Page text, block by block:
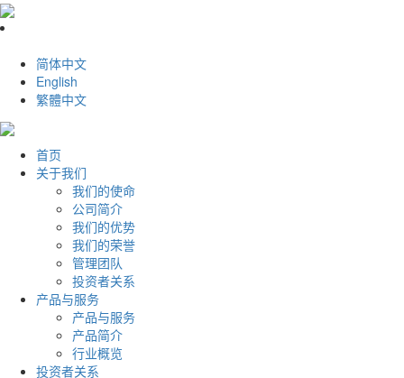
简体中文
English
繁體中文
首页
关于我们
我们的使命
公司简介
我们的优势
我们的荣誉
管理团队
投资者关系
产品与服务
产品与服务
产品简介
行业概览
投资者关系